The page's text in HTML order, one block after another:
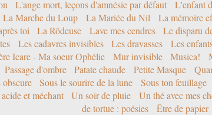
L'ange mort, leçons d'amnésie par défaut L'enfant
La Marche du Loup La Mariée du Nil La mémoire
toi La Rôdeuse Lave mes cendres Le disparu
Les cadavres invisibles Les dravasses Les
Icare - Ma soeur Ophélie Mur invisible Musica!
Passage d'ombre Patate chaude Petite Masque
obscure Sous le sourire de la lune Sous ton feuillage
et méchant Un soir de pluie Un thé avec mes
de tortue : poésies
Être de papier